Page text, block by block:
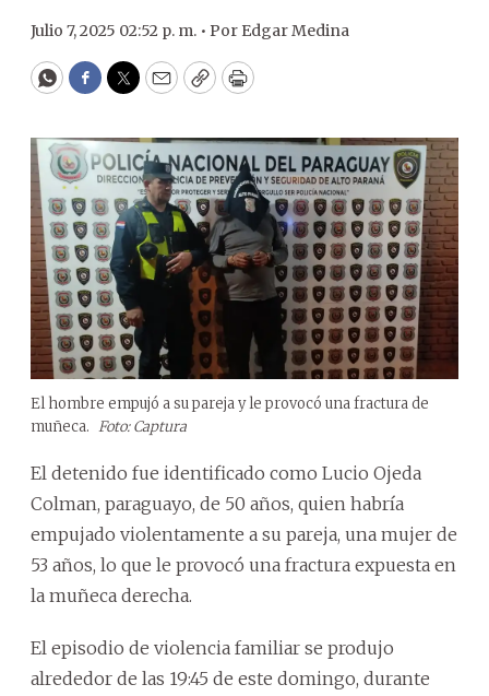
Julio 7, 2025 02:52 p. m. • Por Edgar Medina
WhatsApp
Facebook
Twitter
EmailCopyPrint
El hombre empujó a su pareja y le provocó una fractura de
muñeca. Foto: Captura
El detenido fue identificado como Lucio Ojeda
Colman, paraguayo, de 50 años, quien habría
empujado violentamente a su pareja, una mujer de
53 años, lo que le provocó una fractura expuesta en
la muñeca derecha.
El episodio de violencia familiar se produjo
alrededor de las 19:45 de este domingo, durante